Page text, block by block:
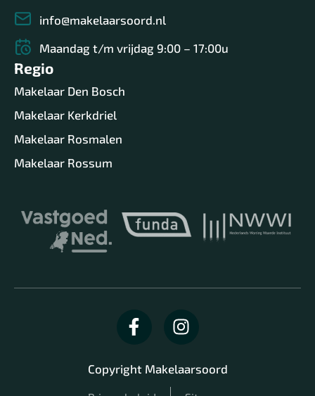
info@makelaarsoord.nl
Maandag t/m vrijdag 9:00 – 17:00u
Regio
Makelaar Den Bosch
Makelaar Kerkdriel
Makelaar Rosmalen
Makelaar Rossum
Copyright Makelaarsoord